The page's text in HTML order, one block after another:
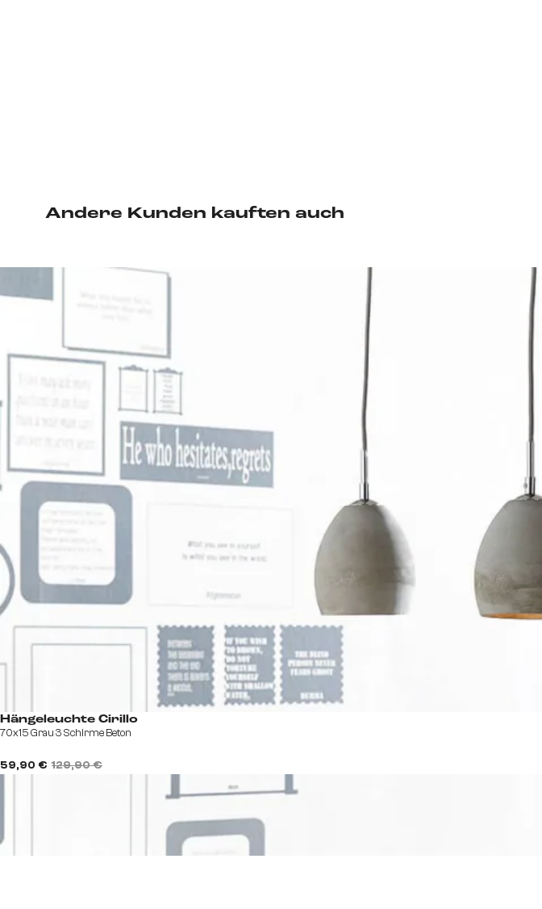
Andere Kunden kauften auch
Hängeleuchte Cirillo
70x15 Grau 3 Schirme Beton
59,90 € 129,90 €